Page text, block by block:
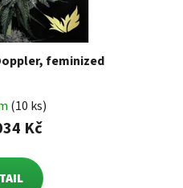
feminized
(10 ks)
Kč